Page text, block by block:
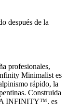
después de la
profesionales,
Minimalist es
rápido, la
Construida
INFINITY™, es